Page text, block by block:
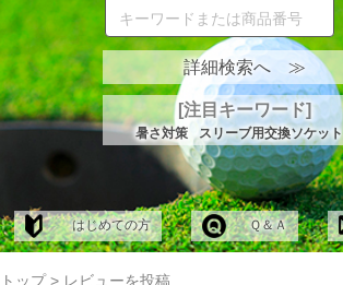
詳細検索へ ≫
[注目キーワード]
暑さ対策 スリーブ用交換ソケット
はじめての方 Ｑ＆Ａ
トップ > レビューを投稿